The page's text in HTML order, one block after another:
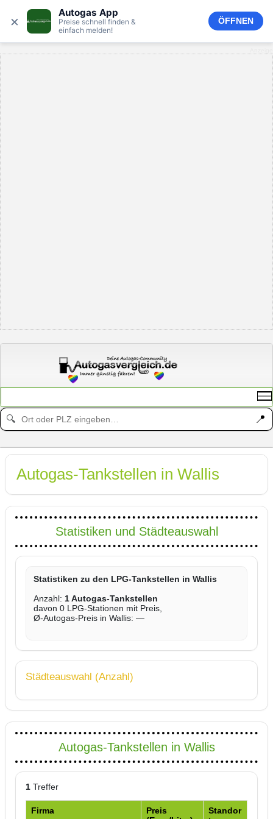
× Autogas App
Preise schnell finden &
einfach melden!
ÖFFNEN
🔍 📍
Autogas-Tankstellen in Wallis
Statistiken und Städteauswahl
Statistiken zu den LPG-Tankstellen in Wallis
Anzahl: 1 Autogas-Tankstellen
davon 0 LPG-Stationen mit Preis,
Ø-Autogas-Preis in Wallis: —
Städteauswahl (Anzahl)
Autogas-Tankstellen in Wallis
1 Treffer
Firma
Preis
Standor